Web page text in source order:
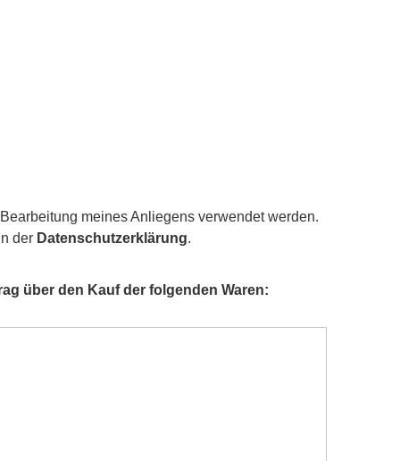
meines Anliegens verwendet werden.
der Datenschutzerklärung.
über den Kauf der folgenden Waren: